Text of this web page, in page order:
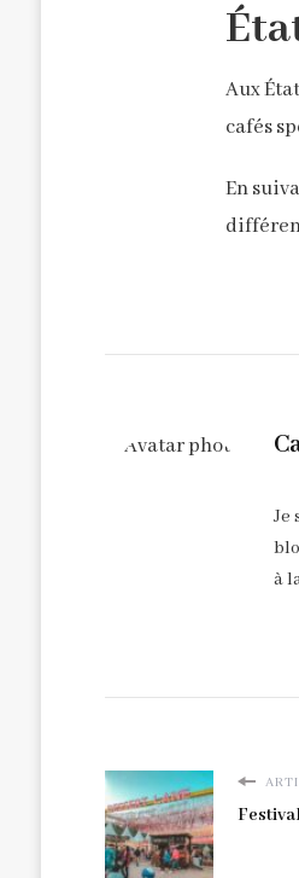
Aux
cafés
En
Je
à